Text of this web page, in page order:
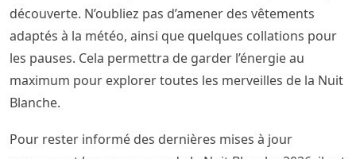
découverte. N’oubliez pas d’amener des vêtements
adaptés à la météo, ainsi que quelques collations pour
les pauses. Cela permettra de garder l’énergie au
maximum pour explorer toutes les merveilles de la Nuit
Blanche.
Pour rester informé des dernières mises à jour